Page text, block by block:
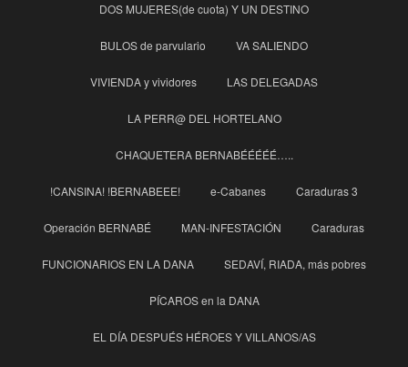
DOS MUJERES(de cuota) Y UN DESTINO
BULOS de parvulario VA SALIENDO
VIVIENDA y vividores LAS DELEGADAS
LA PERR@ DEL HORTELANO
CHAQUETERA BERNABÉÉÉÉÉ…..
!CANSINA! !BERNABEEE! e-Cabanes Caraduras 3
Operación BERNABÉ MAN-INFESTACIÓN Caraduras
FUNCIONARIOS EN LA DANA SEDAVÍ, RIADA, más pobres
PÍCAROS en la DANA
EL DÍA DESPUÉS HÉROES Y VILLANOS/AS